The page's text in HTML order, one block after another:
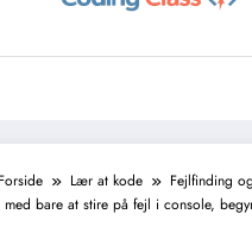
Forside Lær at kode
Fejlfinding
med bare at stire på fejl i console,